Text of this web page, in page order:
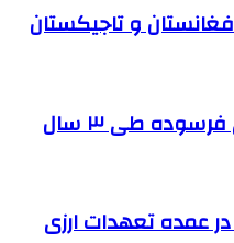
افغانستان و تاجیکستان
در عمده تعهدات ارزی